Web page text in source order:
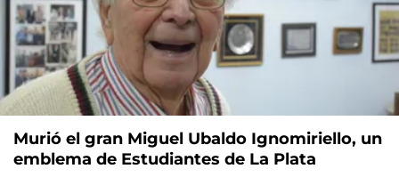
Murió el gran Miguel Ubaldo Ignomiriello, un
emblema de Estudiantes de La Plata